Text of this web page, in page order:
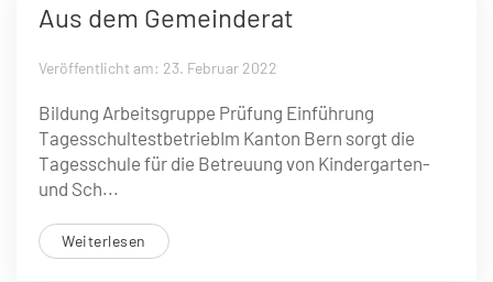
Aus dem Gemeinderat
Veröffentlicht am: 23. Februar 2022
Bildung Arbeitsgruppe Prüfung ­Einführung
TagesschultestbetriebIm Kanton Bern sorgt die
Tagesschule für die Betreuung von Kindergarten-
und Sch...
Weiterlesen